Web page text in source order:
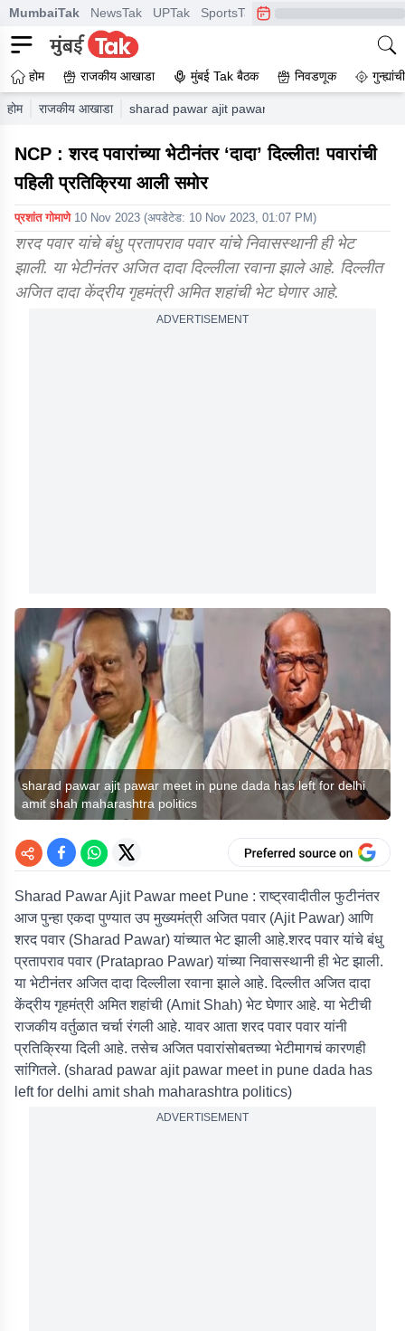
MumbaiTak NewsTak UPTak SportsTak CrimeTak
होम राजकीय आखाडा मुंबई Tak बैठक निवडणूक
होम राजकीय आखाडा sharad pawar ajit pawar meet in pune dada
NCP : शरद पवारांच्या भेटीनंतर ‘दादा’ दिल्लीत! पवारांची
पहिली प्रतिक्रिया आली समोर
प्रशांत गोमाणे 10 Nov 2023 (अपडेटेड: 10 Nov 2023, 01:07 PM)
शरद पवार यांचे बंधु प्रतापराव पवार यांचे निवासस्थानी ही भेट
झाली. या भेटीनंतर अजित दादा दिल्लीला रवाना झाले आहे. दिल्लीत
अजित दादा केंद्रीय गृहमंत्री अमित शहांची भेट घेणार आहे.
ADVERTISEMENT
sharad pawar ajit pawar meet in pune dada has left for delhi
amit shah maharashtra politics
Sharad Pawar Ajit Pawar meet Pune : राष्ट्रवादीतील फुटीनंतर
आज पुन्हा एकदा पुण्यात उप मुख्यमंत्री अजित पवार (Ajit Pawar) आणि
शरद पवार (Sharad Pawar) यांच्यात भेट झाली आहे.शरद पवार यांचे बंधु
प्रतापराव पवार (Prataprao Pawar) यांच्या निवासस्थानी ही भेट झाली.
या भेटीनंतर अजित दादा दिल्लीला रवाना झाले आहे. दिल्लीत अजित दादा
केंद्रीय गृहमंत्री अमित शहांची (Amit Shah) भेट घेणार आहे. या भेटीची
राजकीय वर्तुळात चर्चा रंगली आहे. यावर आता शरद पवार पवार यांनी
प्रतिक्रिया दिली आहे. तसेच अजित पवारांसोबतच्या भेटीमागचं कारणही
सांगितले. (sharad pawar ajit pawar meet in pune dada has
left for delhi amit shah maharashtra politics)
ADVERTISEMENT